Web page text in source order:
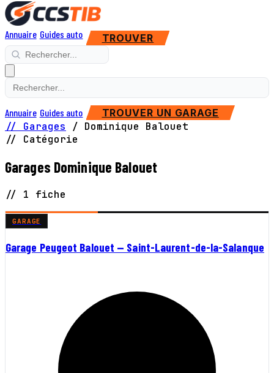
Annuaire Guides auto TROUVER
Annuaire Guides auto TROUVER UN GARAGE
// Garages / Dominique Balouet
// Catégorie
Garages Dominique Balouet
// 1 fiche
GARAGE
Garage Peugeot Balouet — Saint-Laurent-de-la-Salanque